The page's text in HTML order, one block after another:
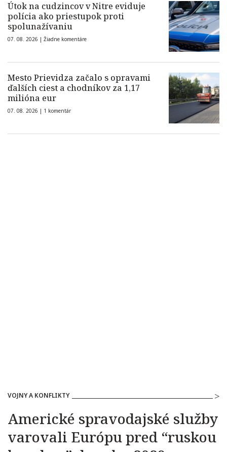
Útok na cudzincov v Nitre eviduje
polícia ako priestupok proti
spolunažívaniu
07. 08. 2026 | Žiadne komentáre
Mesto Prievidza začalo s opravami
ďalších ciest a chodníkov za 1,17
milióna eur
07. 08. 2026 | 1 komentár
VOJNY A KONFLIKTY
Americké spravodajské služby
varovali Európu pred “ruskou